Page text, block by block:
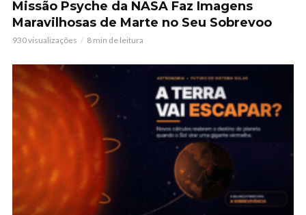
Missão Psyche da NASA Faz Imagens
Maravilhosas de Marte no Seu Sobrevoo
930 visualizações 8 min de leitura